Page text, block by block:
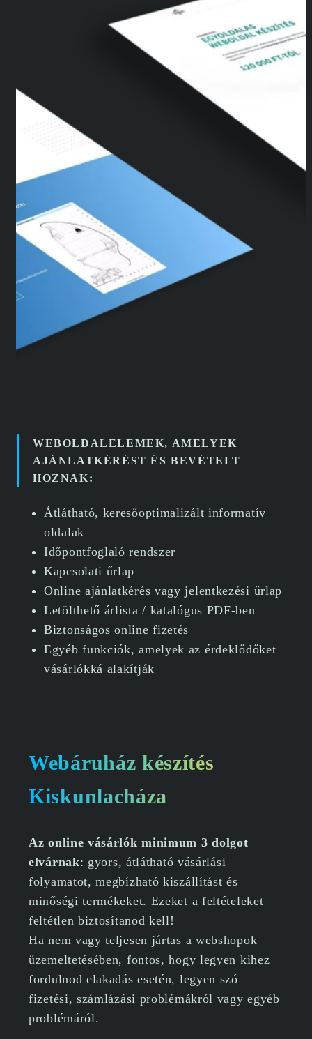
WEBOLDALELEMEK, AMELYEK
AJÁNLATKÉRÉST ÉS BEVÉTELT
HOZNAK:
Átlátható, keresőoptimalizált informatív
oldalak
Időpontfoglaló rendszer
Kapcsolati űrlap
Online ajánlatkérés vagy jelentkezési űrlap
Letölthető árlista / katalógus PDF-ben
Biztonságos online fizetés
Egyéb funkciók, amelyek az érdeklődőket
vásárlókká alakítják
Webáruház készítés
Kiskunlacháza
Az online vásárlók minimum 3 dolgot
elvárnak: gyors, átlátható vásárlási
folyamatot, megbízható kiszállítást és
minőségi termékeket. Ezeket a feltételeket
feltétlen biztosítanod kell!
Ha nem vagy teljesen jártas a webshopok
üzemeltetésében, fontos, hogy legyen kihez
fordulnod elakadás esetén, legyen szó
fizetési, számlázási problémákról vagy egyéb
problémáról.